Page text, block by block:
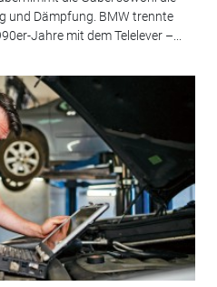
und Dämpfung. BMW trennte
Jahre mit dem Telelever –...